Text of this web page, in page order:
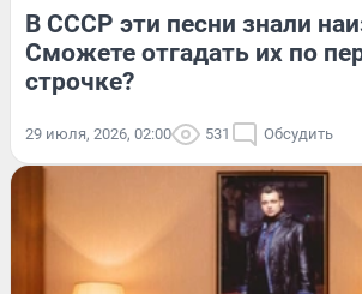
В СССР эти песни знали
Сможете отгадать их по
строчке?
29 июля, 2026, 02:00 531 Обсудить